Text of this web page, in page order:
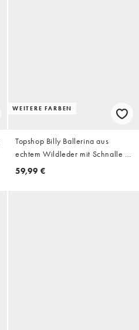
WEITERE FARBEN
Topshop Billy Ballerina aus
echtem Wildleder mit Schnalle in
Schokobraun
59,99 €